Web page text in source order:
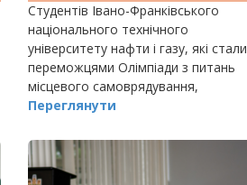
Студентів Івано-Франківського
національного технічного
університету нафти і газу, які стали
переможцями Олімпіади з питань
місцевого самоврядування,
децентралізації влади та публічного
нагородами від Івано-…
Переглянути